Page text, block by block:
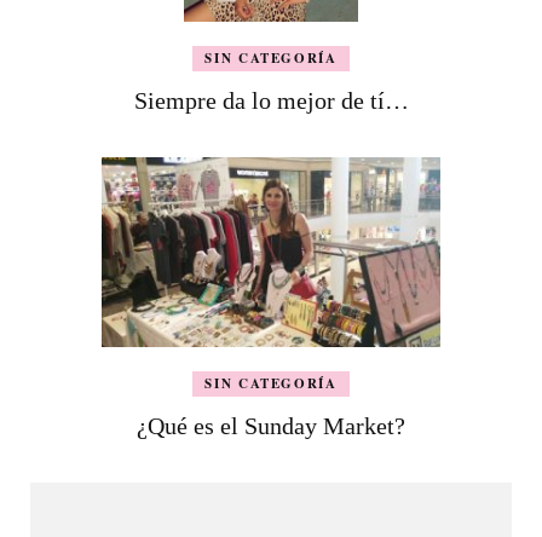
SIN CATEGORÍA
Siempre da lo mejor de tí…
SIN CATEGORÍA
¿Qué es el Sunday Market?